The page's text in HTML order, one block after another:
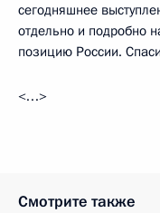
сегодняшнее
отдельно и подробно
позицию России.
<…>
Смотрите также